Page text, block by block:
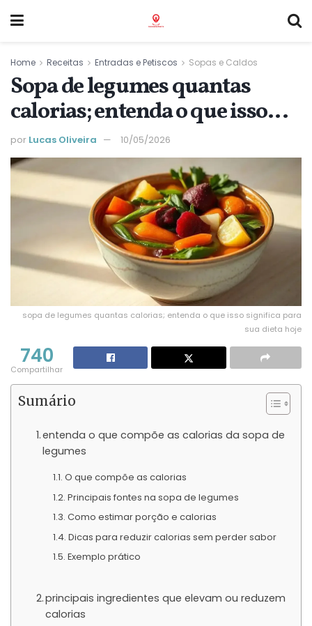
Home Receitas Entradas e Petiscos Sopas e Caldos
Sopa de legumes quantas
calorias; entenda o que isso
significa para sua dieta hoje
por Lucas Oliveira 10/05/2026
sopa de legumes quantas calorias; entenda o que isso significa para
sua dieta hoje
740
Compartilhar
Sumário
entenda o que compõe as calorias da sopa de
legumes
O que compõe as calorias
Principais fontes na sopa de legumes
Como estimar porção e calorias
Dicas para reduzir calorias sem perder sabor
Exemplo prático
principais ingredientes que elevam ou reduzem
calorias